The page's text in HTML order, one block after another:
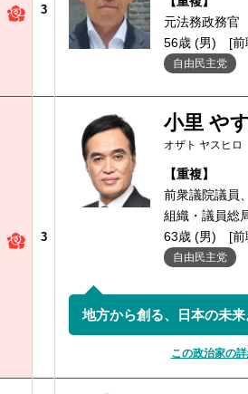
3
元法務政務官
56歳 (男)
[
自由民主党
3
小里 や
オザト ヤスヒロ
【重複】
前衆議院議員
組織・議員総
63歳 (男)
[
自由民主党
地方から創る、日本の未来
この政治家の